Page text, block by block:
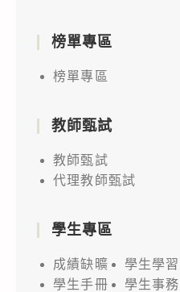
榜單專區
榜單專區
教師甄試
教師甄試
代理教師甄試
學生專區
成績缺曠
學生學
學生手冊
學生事